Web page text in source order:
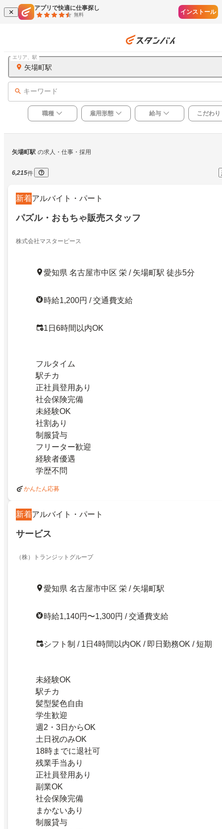
アプリで快適に仕事探し
無料 インストール
矢場町駅
エリア、駅
キーワード
職種 雇用形態 給与 こだわり
矢場町駅 の求人・仕事・採用
6,215件
新着アルバイト・パート
パズル・おもちゃ販売スタッフ
株式会社マスターピース
愛知県 名古屋市中区 栄 / 矢場町駅 徒歩5分
時給1,200円 / 交通費支給
1日6時間以内OK
フルタイム
駅チカ
正社員登用あり
社会保険完備
未経験OK
社割あり
制服貸与
フリーター歓迎
経験者優遇
学歴不問
かんたん応募
新着アルバイト・パート
サービス
（株）トランジットグループ
愛知県 名古屋市中区 栄 / 矢場町駅
時給1,140円〜1,300円 / 交通費支給
シフト制 / 1日4時間以内OK / 即日勤務OK / 短期
未経験OK
駅チカ
髪型髪色自由
学生歓迎
週2・3日からOK
土日祝のみOK
18時までに退社可
残業手当あり
正社員登用あり
副業OK
社会保険完備
まかないあり
制服貸与